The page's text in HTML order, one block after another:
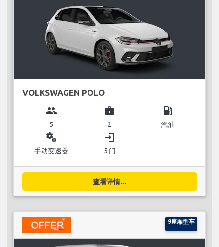
VOLKSWAGEN POLO
group
5
business_center
2
local_gas_station
汽油
miscellaneous_services
手动变速器
login
5 门
查看详情...
9座厢型车